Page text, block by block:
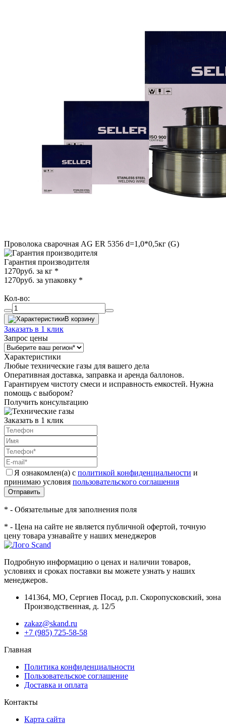
Проволока сварочная AG ER 5356 d=1,0*0,5кг (G)
Гарантия производителя
1270руб. за кг *
1270руб. за упаковку *
Кол-во:
В корзину
Заказать в 1 клик
Запрос цены
Характеристики
Любые технические газы для вашего дела
Оперативная доставка, заправка и аренда баллонов.
Гарантируем чистоту смеси и исправность емкостей. Нужна
помощь с выбором?
Получить консультацию
Заказать в 1 клик
Я ознакомлен(а) с политикой конфиденциальности и
принимаю условия пользовательского соглашения
Отправить
* - Обязательные для заполнения поля
* - Цена на сайте не является публичной офертой, точную
цену товара узнавайте у наших менеджеров
Подробную информацию о ценах и наличии товаров,
условиях и сроках поставки вы можете узнать у наших
менеджеров.
141364, МО, Сергиев Посад, р.п. Скоропусковский, зона
Производственная, д. 12/5
zakaz@skand.ru
+7 (985) 725-58-58
Главная
Политика конфиденциальности
Пользовательское соглашение
Доставка и оплата
Контакты
Карта сайта